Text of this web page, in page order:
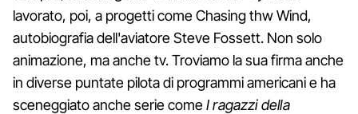
lavorato, poi, a progetti come Chasing thw Wind,
autobiografia dell'aviatore Steve Fossett. Non solo
animazione, ma anche tv. Troviamo la sua firma anche
in diverse puntate pilota di programmi americani e ha
sceneggiato anche serie comeI ragazzi della